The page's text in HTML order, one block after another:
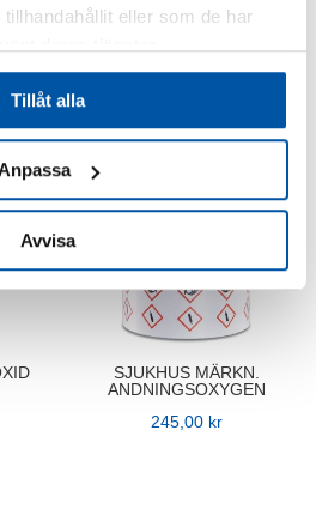
eller som de har
Tillåt alla
Anpassa
Avvisa
SJUKHUS MÄRKN.
ANDNINGSOXYGEN
245,00 kr